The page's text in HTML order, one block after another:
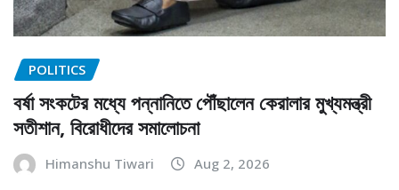
POLITICS
বর্ষা সংকটের মধ্যে পন্নানিতে পৌঁছালেন কেরালার মুখ্যমন্ত্রী
সতীশান, বিরোধীদের সমালোচনা
Himanshu Tiwari Aug 2, 2026